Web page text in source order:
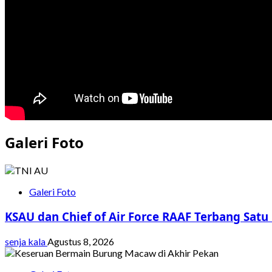
Galeri Foto
Galeri Foto
KSAU dan Chief of Air Force RAAF Terbang
senja kala Agustus 8, 2026